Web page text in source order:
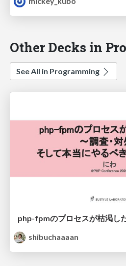
Other Decks in
See All in Programming
shibuchaaaan